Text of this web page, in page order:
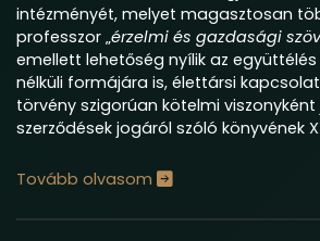
intézményét, melyet magasztosan
professzor „érzelmi és gazdasági
emellett lehetőség nyílik az
nélküli formájára is, élettársi
törvény szigorúan kötelmi viszonyként
szerződések jogáról szóló könyvének
Tovább olvasom